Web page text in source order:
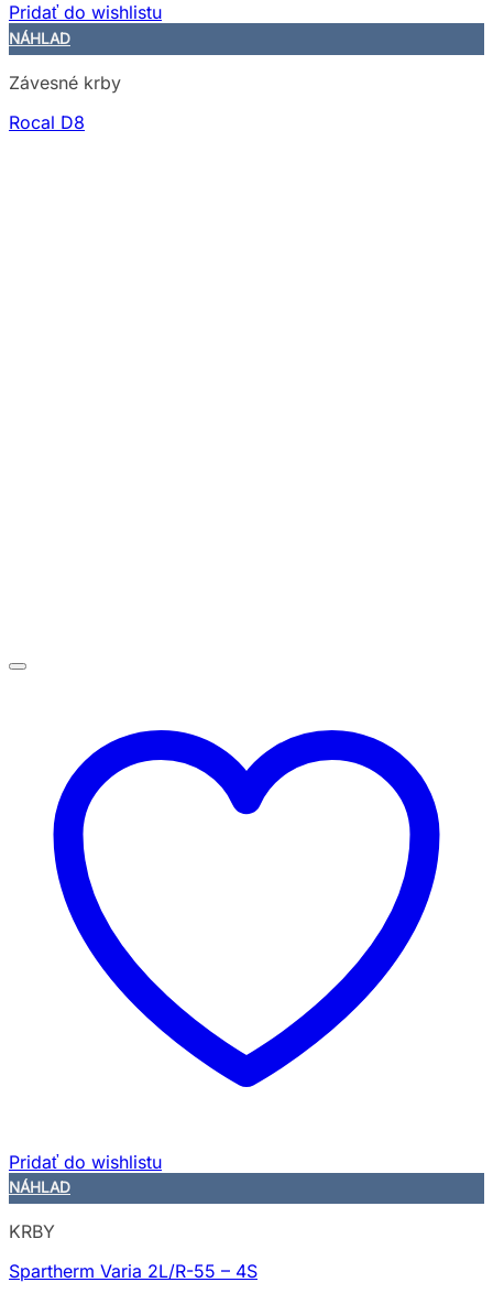
Pridať do wishlistu
NÁHLAD
Závesné krby
Rocal D8
Pridať do wishlistu
NÁHLAD
KRBY
Spartherm Varia 2L/R-55 – 4S